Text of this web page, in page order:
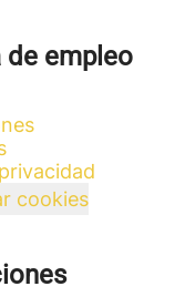
de empleo
cookies